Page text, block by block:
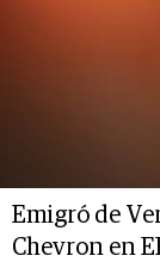
Emigró de
Chevron en